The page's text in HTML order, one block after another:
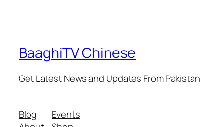
BaaghiTV Chinese
Get Latest News and Updates From Pakistan
Blog
Events